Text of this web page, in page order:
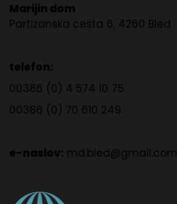
Marijin dom
Partizanska cesta 6, 4260 Bled
telefon:
00386 (0) 4 574 10 75
00386 (0) 70 610 249
e-naslov: md.bled@gmail.com